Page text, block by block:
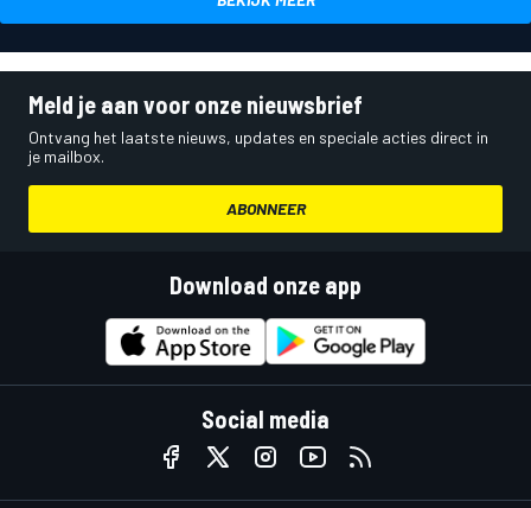
Meld je aan voor onze nieuwsbrief
Ontvang het laatste nieuws, updates en speciale acties direct in
je mailbox.
ABONNEER
Download onze app
Social media